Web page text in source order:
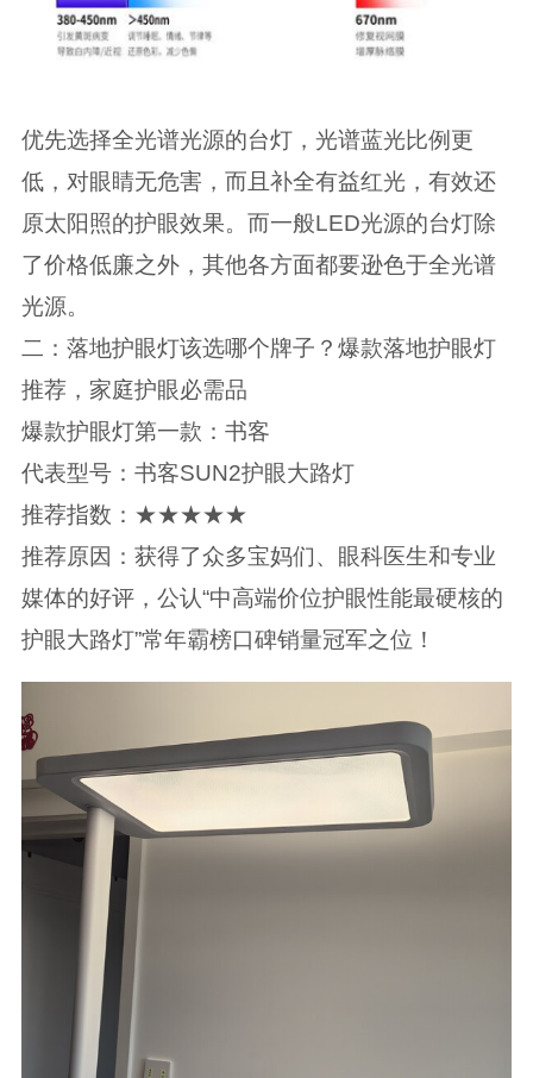
优先选择全光谱光源的台灯，光谱蓝光比例更
低，对眼睛无危害，而且补全有益红光，有效还
原太阳照的护眼效果。而一般LED光源的台灯除
了价格低廉之外，其他各方面都要逊色于全光谱
光源。
二：落地护眼灯该选哪个牌子？爆款落地护眼灯
推荐，家庭护眼必需品
爆款护眼灯第一款：书客
代表型号：书客SUN2护眼大路灯
推荐指数：★★★★★
推荐原因：获得了众多宝妈们、眼科医生和专业
媒体的好评，公认“中高端价位护眼性能最硬核的
护眼大路灯”常年霸榜口碑销量冠军之位！